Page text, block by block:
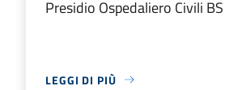
Presidio Ospedaliero Civili
LEGGI DI PIÙ